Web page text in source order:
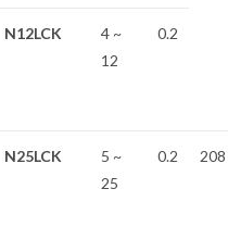
N12LCK
4 ~
12
0.2
N25LCK
5 ~
25
0.2 208